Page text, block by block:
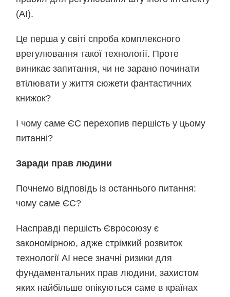
(AI).
Це перша у світі спроба комплексного
врегулювання такої технології. Проте
виникає запитання, чи не зарано починати
втілювати у життя сюжети фантастичних
книжок?
І чому саме ЄС перехопив першість у цьому
питанні?
Заради прав людини
Почнемо відповідь із останнього питання:
чому саме ЄС?
Насправді першість Євросоюзу є
закономірною, адже стрімкий розвиток
технології АІ несе значні ризики для
фундаментальних прав людини, захистом
яких найбільше опікуються саме в країнах